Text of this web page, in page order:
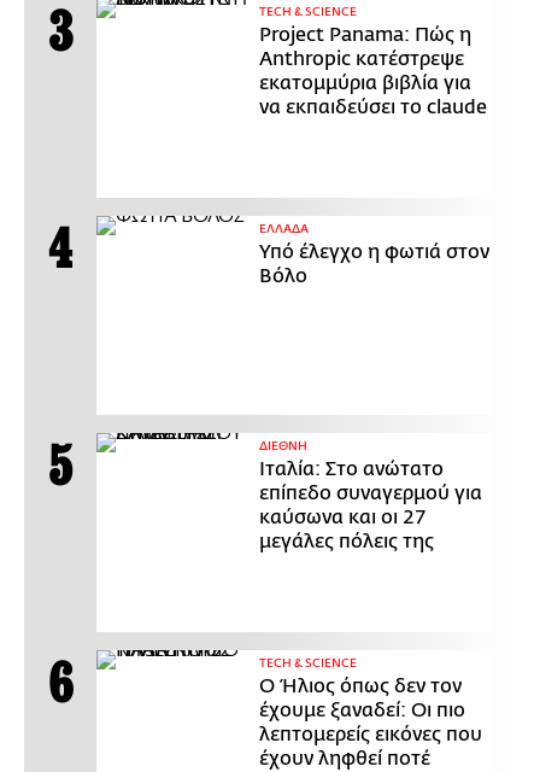
ΤECH & SCIENCE
Project Panama: Πώς η
Anthropic κατέστρεψε
εκατομμύρια βιβλία για
να εκπαιδεύσει το claude
ΕΛΛΑΔΑ
Υπό έλεγχο η φωτιά στον
Βόλο
ΔΙΕΘΝΗ
Ιταλία: Στο ανώτατο
επίπεδο συναγερμού για
καύσωνα και οι 27
μεγάλες πόλεις της
ΤECH & SCIENCE
Ο Ήλιος όπως δεν τον
έχουμε ξαναδεί: Οι πιο
λεπτομερείς εικόνες που
έχουν ληφθεί ποτέ